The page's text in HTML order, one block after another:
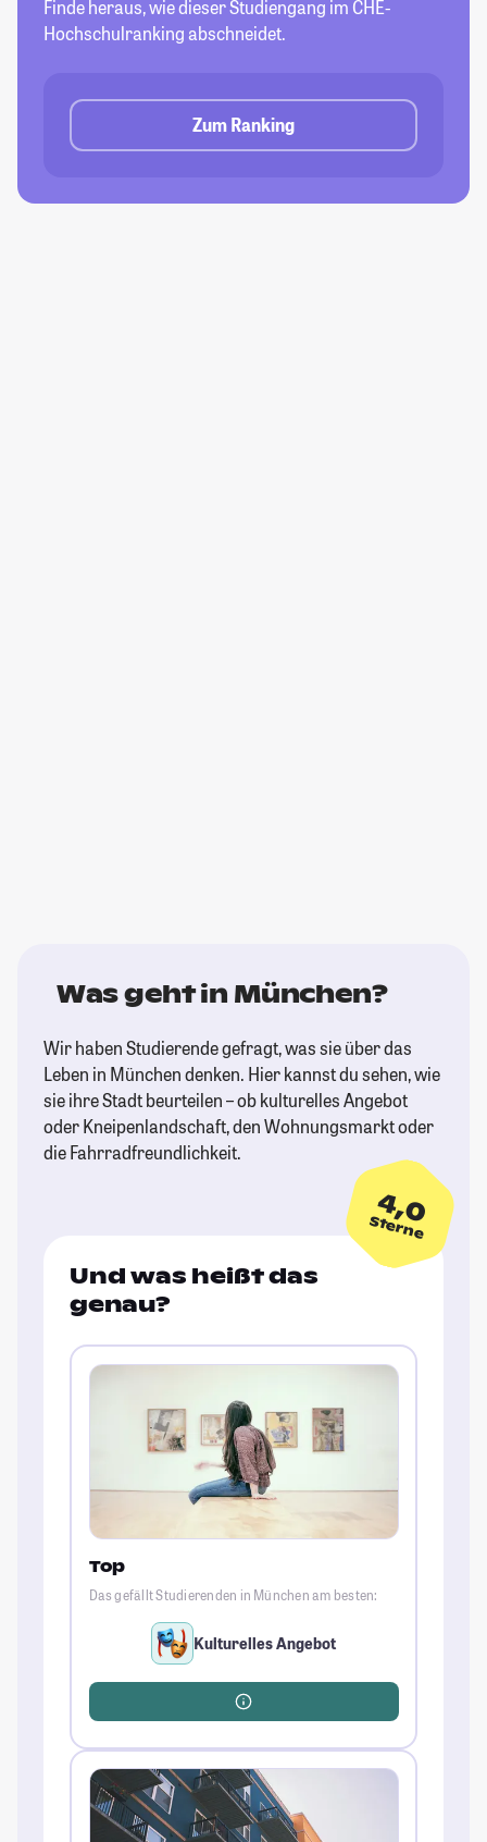
Finde heraus, wie dieser Studiengang im CHE-
Hochschulranking abschneidet.
Zum Ranking
Was geht in München?
Wir haben Studierende gefragt, was sie über das
Leben in München denken. Hier kannst du sehen, wie
sie ihre Stadt beurteilen – ob kulturelles Angebot
oder Kneipenlandschaft, den Wohnungsmarkt oder
die Fahrradfreundlichkeit.
4,0
Sterne
Und was heißt das
genau?
Top
Das gefällt Studierenden in München am besten:
Kulturelles Angebot